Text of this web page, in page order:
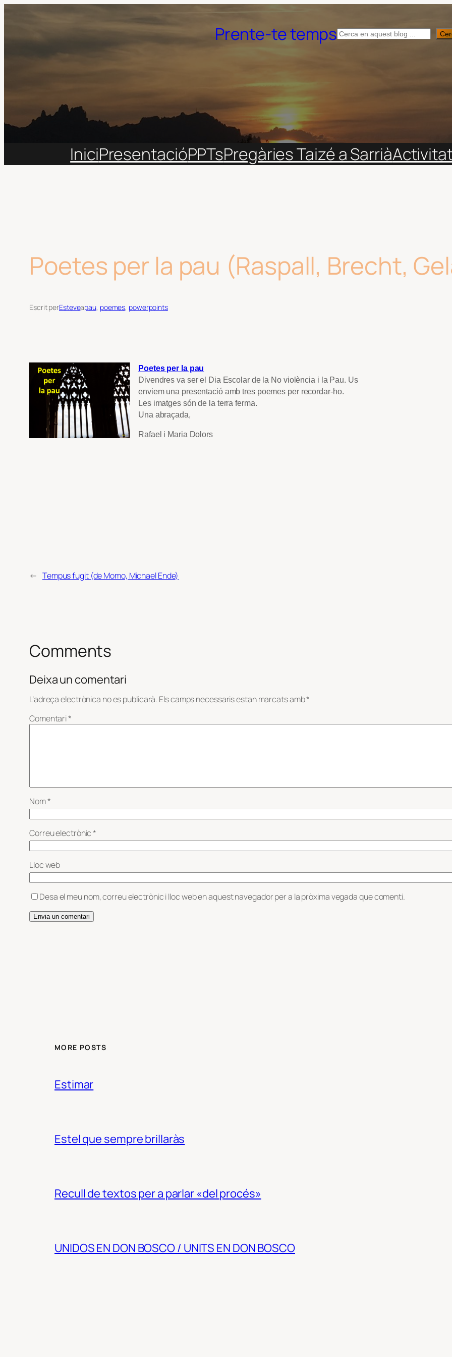
Prente-te tempsCerca
IniciPresentacióPPTsPregàries Taizé a Sarrià
Poetes per la pau (Raspall, Brecht,
Escrit perEsteveapau, poemes, powerpoints
Poetes per la pau
Divendres va ser el Dia Escolar de la No violència i la Pau. Us
enviem una presentació amb tres poemes per recordar-ho.
Les imatges són de la terra ferma.
Una abraçada,
Rafael i Maria Dolors
← Tempus fugit (de Momo, Michael Ende)
Comments
Deixa un comentari
L’adreça electrònica no es publicarà. Els camps necessaris estan marcats amb*
Comentari*
Nom*
Correu electrònic*
Lloc web
Desa el meu nom, correu electrònic i lloc web en aquest navegador per a la pròxima vegada que comenti.
MORE POSTS
Estimar
Estel que sempre brillaràs
Recull de textos per a parlar «del procés»
UNIDOS EN DON BOSCO / UNITS EN DON BOSCO